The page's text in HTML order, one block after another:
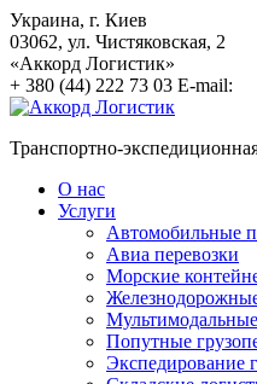
Украина, г. Киев
03062, ул. Чистяковская, 2
«Аккорд Логистик»
+ 380 (44) 222 73 03 E-mail:
Транспортно-
О нас
Услуги
Автомобильные
Авиа перевозки
Морские
Попутные
Экспедирование